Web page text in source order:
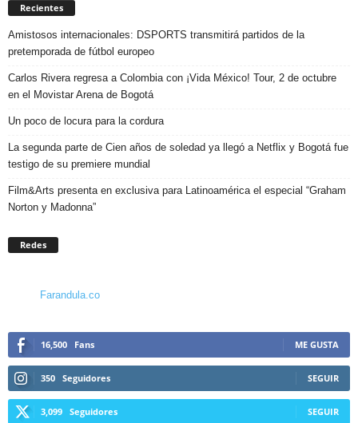
Recientes
Amistosos internacionales: DSPORTS transmitirá partidos de la
pretemporada de fútbol europeo
Carlos Rivera regresa a Colombia con ¡Vida México! Tour, 2 de octubre
en el Movistar Arena de Bogotá
Un poco de locura para la cordura
La segunda parte de Cien años de soledad ya llegó a Netflix y Bogotá fue
testigo de su premiere mundial
Film&Arts presenta en exclusiva para Latinoamérica el especial “Graham
Norton y Madonna”
Redes
Farandula.co
16,500 Fans ME GUSTA
350 Seguidores SEGUIR
3,099 Seguidores SEGUIR